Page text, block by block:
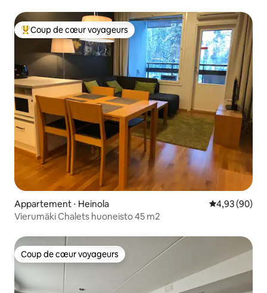
Coups de cœur voyageurs les plus appréciés
Coup de cœur voyageurs
Appartement ⋅ Heinola Évaluation
4,93 (90)
Vierumäki Chalets huoneisto 45 m2
Coup de cœur voyageurs
Coup de cœur voyageurs